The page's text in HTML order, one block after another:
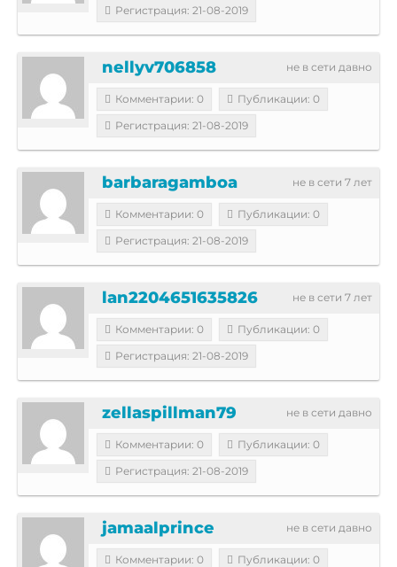
Регистрация: 21-08-2019
не в сети давно
nellyv706858
Комментарии: 0
Публикации: 0
Регистрация: 21-08-2019
не в сети 7 лет
barbaragamboa
Комментарии: 0
Публикации: 0
Регистрация: 21-08-2019
не в сети 7 лет
lan2204651635826
Комментарии: 0
Публикации: 0
Регистрация: 21-08-2019
не в сети давно
zellaspillman79
Комментарии: 0
Публикации: 0
Регистрация: 21-08-2019
не в сети давно
jamaalprince
Комментарии: 0
Публикации: 0